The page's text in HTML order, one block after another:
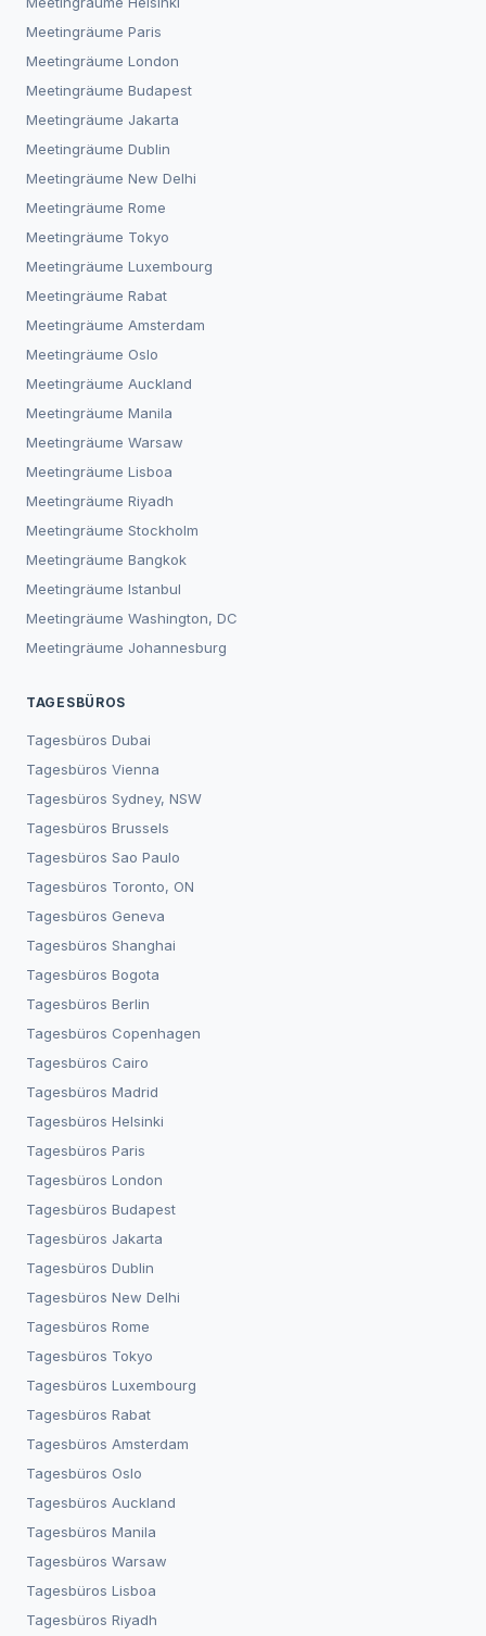
Meetingräume Paris
Meetingräume London
Meetingräume Budapest
Meetingräume Jakarta
Meetingräume Dublin
Meetingräume New Delhi
Meetingräume Rome
Meetingräume Tokyo
Meetingräume Luxembourg
Meetingräume Rabat
Meetingräume Amsterdam
Meetingräume Oslo
Meetingräume Auckland
Meetingräume Manila
Meetingräume Warsaw
Meetingräume Lisboa
Meetingräume Riyadh
Meetingräume Stockholm
Meetingräume Bangkok
Meetingräume Istanbul
Meetingräume Washington, DC
Meetingräume Johannesburg
TAGESBÜROS
Tagesbüros Dubai
Tagesbüros Vienna
Tagesbüros Sydney, NSW
Tagesbüros Brussels
Tagesbüros Sao Paulo
Tagesbüros Toronto, ON
Tagesbüros Geneva
Tagesbüros Shanghai
Tagesbüros Bogota
Tagesbüros Berlin
Tagesbüros Copenhagen
Tagesbüros Cairo
Tagesbüros Madrid
Tagesbüros Helsinki
Tagesbüros Paris
Tagesbüros London
Tagesbüros Budapest
Tagesbüros Jakarta
Tagesbüros Dublin
Tagesbüros New Delhi
Tagesbüros Rome
Tagesbüros Tokyo
Tagesbüros Luxembourg
Tagesbüros Rabat
Tagesbüros Amsterdam
Tagesbüros Oslo
Tagesbüros Auckland
Tagesbüros Manila
Tagesbüros Warsaw
Tagesbüros Lisboa
Tagesbüros Riyadh